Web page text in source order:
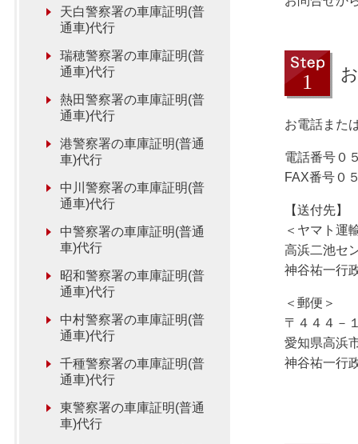
お電話また
電話番号０
FAX番号０
【送付先】
＜ヤマト運
高浜二池セ
神谷祐一行
＜郵便＞
〒４４４－
愛知県高浜
神谷祐一行
天白警察署の車庫証明(普
通車)代行
瑞穂警察署の車庫証明(普
通車)代行
熱田警察署の車庫証明(普
通車)代行
港警察署の車庫証明(普通
車)代行
中川警察署の車庫証明(普
通車)代行
中警察署の車庫証明(普通
車)代行
昭和警察署の車庫証明(普
通車)代行
中村警察署の車庫証明(普
通車)代行
千種警察署の車庫証明(普
通車)代行
東警察署の車庫証明(普通
車)代行